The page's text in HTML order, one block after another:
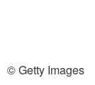
© Getty Images